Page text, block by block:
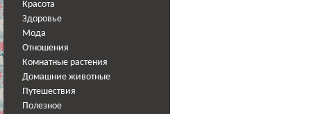
Красота
Здоровье
Мода
Отношения
Комнатные растения
Домашние животные
Путешествия
Полезное